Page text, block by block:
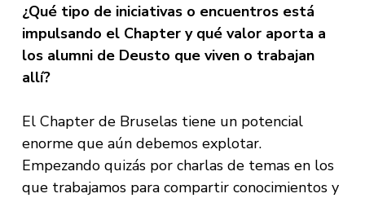
¿Qué tipo de iniciativas o encuentros está
impulsando el Chapter y qué valor aporta a
los alumni de Deusto que viven o trabajan
allí?
El Chapter de Bruselas tiene un potencial
enorme que aún debemos explotar.
Empezando quizás por charlas de temas en los
que trabajamos para compartir conocimientos y